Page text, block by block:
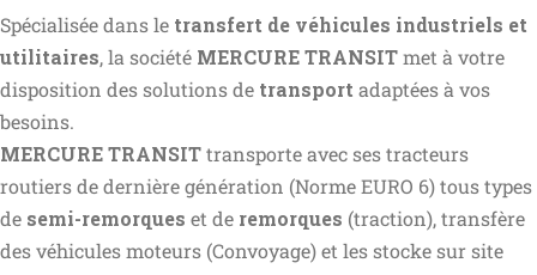
Spécialisée dans le transfert de véhicules industriels et
utilitaires, la société MERCURE TRANSITmet à votre
disposition des solutions de transport adaptées à vos
besoins.
MERCURE TRANSITtransporte avec ses tracteurs
routiers de dernière génération (Norme EURO 6) tous types
de semi-remorques et de remorques (traction), transfère
des véhicules moteurs (Convoyage) et les stocke sur site